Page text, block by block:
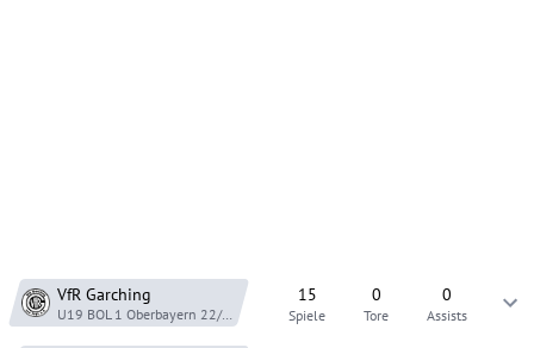
VfR Garching
U19 BOL 1 Oberbayern 22/23
15
Spiele
0
Tore
0
Assists